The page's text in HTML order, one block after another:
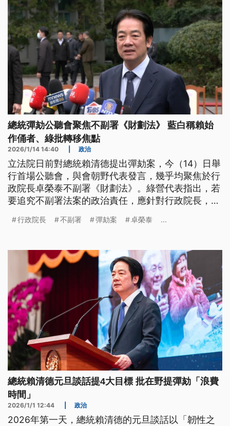
總統彈劾公聽會聚焦不副署《財劃法》 藍白稱賴始
作俑者、綠批轉移焦點
2026/1/14 14:40 政治
立法院日前對總統賴清德提出彈劾案，今（14）日舉
行首場公聽會，與會朝野代表發言，幾乎均聚焦於行
政院長卓榮泰不副署《財劃法》。綠營代表指出，若
要追究不副署法案的政治責任，應針對行政院長，對
長是由總統任命，賴清德才是始作俑者，因此才會提
行政院長 不副署 彈劾案 卓榮泰 ...
總統賴清德元旦談話提4大目標 批在野提彈劾「浪費
時間」
2026/1/1 12:44 政治
2026年第一天，總統賴清德的元旦談話以「韌性之